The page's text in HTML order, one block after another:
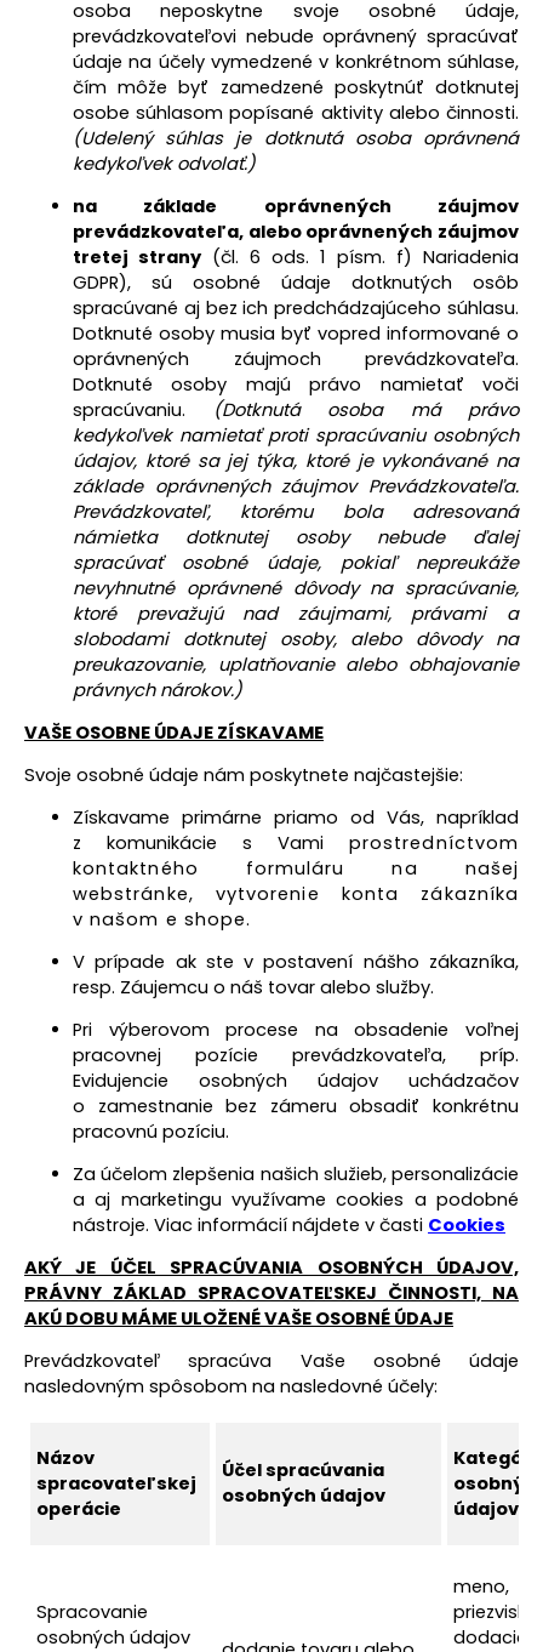
osoba neposkytne svoje osobné údaje,
prevádzkovateľovi nebude oprávnený spracúvať
údaje na účely vymedzené v konkrétnom súhlase,
čím môže byť zamedzené poskytnúť dotknutej
osobe súhlasom popísané aktivity alebo činnosti.
(Udelený súhlas je dotknutá osoba oprávnená
kedykoľvek odvolať.)
na základe oprávnených záujmov
prevádzkovateľa, alebo oprávnených záujmov
tretej strany (čl. 6 ods. 1 písm. f) Nariadenia
GDPR), sú osobné údaje dotknutých osôb
spracúvané aj bez ich predchádzajúceho súhlasu.
Dotknuté osoby musia byť vopred informované o
oprávnených záujmoch prevádzkovateľa.
Dotknuté osoby majú právo namietať voči
spracúvaniu.
(Dotknutá osoba má právo
kedykoľvek namietať proti spracúvaniu osobných
údajov, ktoré sa jej týka, ktoré je vykonávané na
základe oprávnených záujmov Prevádzkovateľa.
Prevádzkovateľ, ktorému bola adresovaná
námietka dotknutej osoby nebude ďalej
spracúvať osobné údaje, pokiaľ nepreukáže
nevyhnutné oprávnené dôvody na spracúvanie,
ktoré prevažujú nad záujmami, právami a
slobodami dotknutej osoby, alebo dôvody na
preukazovanie, uplatňovanie alebo obhajovanie
právnych nárokov.)
VAŠE OSOBNE ÚDAJE ZÍSKAVAME
Svoje osobné údaje nám poskytnete najčastejšie:
Získavame primárne priamo od Vás, napríklad
z komunikácie s Vami prostredníctvom
kontaktného formuláru na našej
webstránke, vytvorenie konta zákazníka
v našom e shope.
V prípade ak ste v postavení nášho zákazníka,
resp. Záujemcu o náš tovar alebo služby.
Pri výberovom procese na obsadenie voľnej
pracovnej pozície prevádzkovateľa, príp.
Evidujencie osobných údajov uchádzačov
o zamestnanie bez zámeru obsadiť konkrétnu
pracovnú pozíciu.
Za účelom zlepšenia našich služieb, personalizácie
a aj marketingu využívame cookies a podobné
nástroje. Viac informácií nájdete v časti Cookies
AKÝ JE ÚČEL SPRACÚVANIA OSOBNÝCH ÚDAJOV,
PRÁVNY ZÁKLAD SPRACOVATEĽSKEJ ČINNOSTI, NA
AKÚ DOBU MÁME ULOŽENÉ VAŠE OSOBNÉ ÚDAJE
Prevádzkovateľ spracúva Vaše osobné údaje
nasledovným spôsobom na nasledovné účely:
Názov
spracovateľskej
operácie
Účel spracúvania
osobných údajov
údajov
Spracovanie
osobných údajov
meno,
dodacia